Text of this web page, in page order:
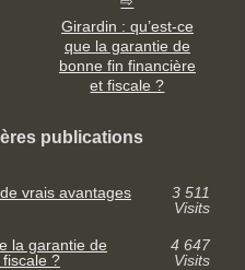
Girardin : qu’est-ce
que la garantie de
bonne fin financière
et fiscale ?
publications
vrais avantages
3 511
Visits
la garantie de
?
4 647
Visits